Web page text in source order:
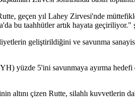
geçen yıl Lahey Zirvesi'nde
bu taahhütler artık hayata geçiriliyor."
geliştirildiğini ve savunma
yüzde 5'ini savunmaya ayırma
altını çizen Rutte, silahlı kuvvetlerin